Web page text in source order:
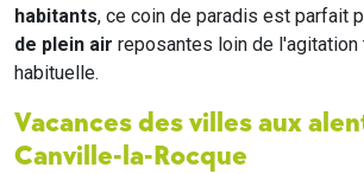
habitants, ce coin de paradis est parfait
de plein air reposantes loin de
habituelle.
Vacances des villes aux
Canville-la-Rocque